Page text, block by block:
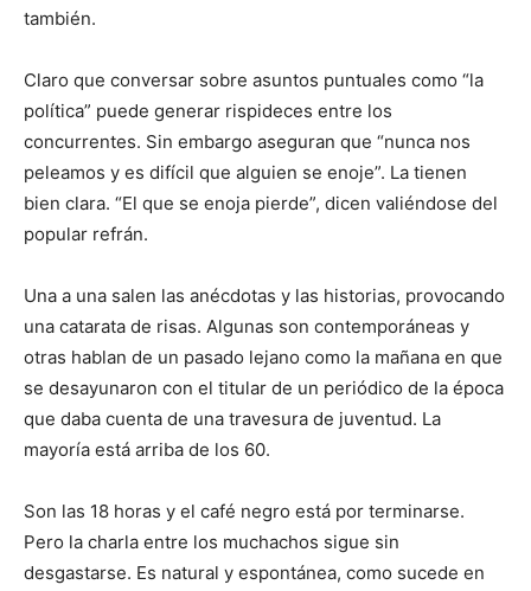
también.
Claro que conversar sobre asuntos puntuales como “la
política” puede generar rispideces entre los
concurrentes. Sin embargo aseguran que “nunca nos
peleamos y es difícil que alguien se enoje”. La tienen
bien clara. “El que se enoja pierde”, dicen valiéndose del
popular refrán.
Una a una salen las anécdotas y las historias, provocando
una catarata de risas. Algunas son contemporáneas y
otras hablan de un pasado lejano como la mañana en que
se desayunaron con el titular de un periódico de la época
que daba cuenta de una travesura de juventud. La
mayoría está arriba de los 60.
Son las 18 horas y el café negro está por terminarse.
Pero la charla entre los muchachos sigue sin
desgastarse. Es natural y espontánea, como sucede en